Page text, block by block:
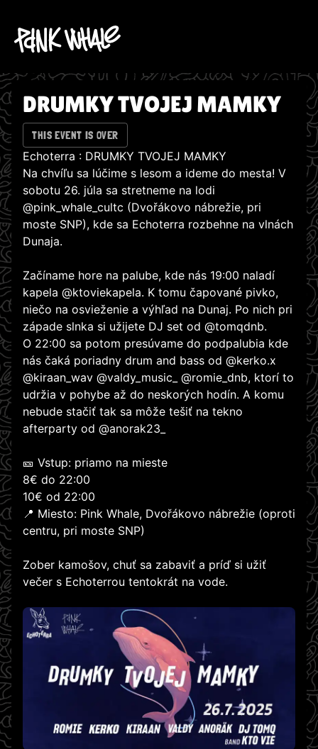
DRUMKY TVOJEJ MAMKY
THIS EVENT IS OVER
Echoterra : DRUMKY TVOJEJ MAMKY
Na chvíľu sa lúčime s lesom a ideme do mesta! V
sobotu 26. júla sa stretneme na lodi
@pink_whale_cultc (Dvořákovo nábrežie, pri
moste SNP), kde sa Echoterra rozbehne na vlnách
Dunaja.
Začíname hore na palube, kde nás 19:00 naladí
kapela @ktoviekapela. K tomu čapované pivko,
niečo na osvieženie a výhľad na Dunaj. Po nich pri
západe slnka si užijete DJ set od @tomqdnb.
O 22:00 sa potom presúvame do podpalubia kde
nás čaká poriadny drum and bass od @kerko.x
@kiraan_wav @valdy_music_ @romie_dnb, ktorí to
udržia v pohybe až do neskorých hodín. A komu
nebude stačiť tak sa môže tešiť na tekno
afterparty od @anorak23_
🎫 Vstup: priamo na mieste
8€ do 22:00
10€ od 22:00
📍 Miesto: Pink Whale, Dvořákovo nábrežie (oproti
centru, pri moste SNP)
Zober kamošo­v, chuť sa zabaviť a príď si užiť
večer s Echoterrou tentokrát na vode.